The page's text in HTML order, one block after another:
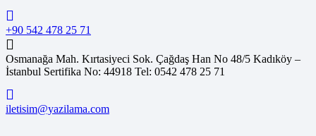
+90 542 478 25 71
Osmanağa Mah. Kırtasiyeci Sok. Çağdaş Han No 48/5 Kadıköy –
İstanbul Sertifika No: 44918 Tel: 0542 478 25 71
iletisim@yazilama.com